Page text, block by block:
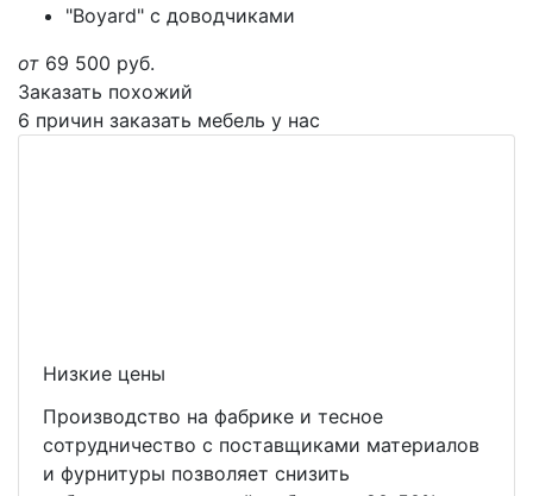
"Boyard" с доводчиками
от 69 500 руб.
Заказать похожий
6 причин заказать мебель у нас
Низкие цены
Производство на фабрике и тесное
сотрудничество с поставщиками материалов
и фурнитуры позволяет снизить